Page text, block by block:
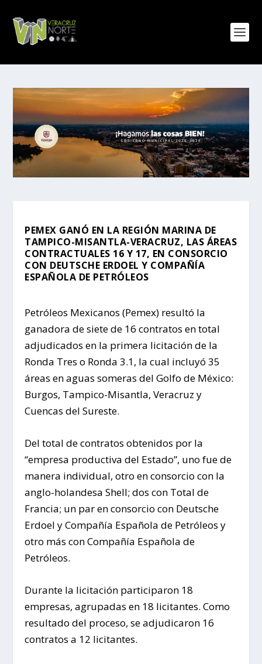
PEMEX GANÓ EN LA REGIÓN MARINA DE
TAMPICO-MISANTLA-VERACRUZ, LAS ÁREAS
CONTRACTUALES 16 Y 17, EN CONSORCIO
CON DEUTSCHE ERDOEL Y COMPAÑÍA
ESPAÑOLA DE PETRÓLEOS
Petróleos Mexicanos (Pemex) resultó la
ganadora de siete de 16 contratos en total
adjudicados en la primera licitación de la
Ronda Tres o Ronda 3.1, la cual incluyó 35
áreas en aguas someras del Golfo de México:
Burgos, Tampico-Misantla, Veracruz y
Cuencas del Sureste.
Del total de contratos obtenidos por la
“empresa productiva del Estado”, uno fue de
manera individual, otro en consorcio con la
anglo-holandesa Shell; dos con Total de
Francia; un par en consorcio con Deutsche
Erdoel y Compañía Española de Petróleos y
otro más con Compañía Española de
Petróleos.
Durante la licitación participaron 18
empresas, agrupadas en 18 licitantes. Como
resultado del proceso, se adjudicaron 16
contratos a 12 licitantes.